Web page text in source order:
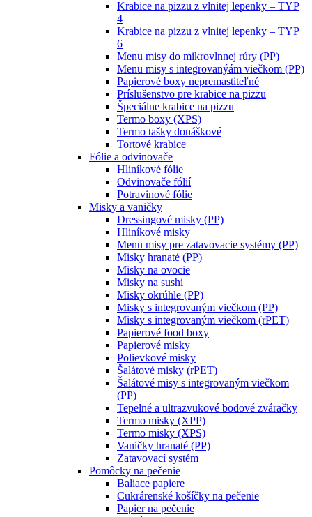
Krabice na pizzu z vlnitej lepenky – TYP
4
Krabice na pizzu z vlnitej lepenky – TYP
6
Menu misy do mikrovlnnej rúry (PP)
Menu misy s integrovanýám viečkom (PP)
Papierové boxy nepremastiteľné
Príslušenstvo pre krabice na pizzu
Špeciálne krabice na pizzu
Termo boxy (XPS)
Termo tašky donáškové
Tortové krabice
Fólie a odvinovače
Hliníkové fólie
Odvinovače fólií
Potravinové fólie
Misky a vaničky
Dressingové misky (PP)
Hliníkové misky
Menu misy pre zatavovacie systémy (PP)
Misky hranaté (PP)
Misky na ovocie
Misky na sushi
Misky okrúhle (PP)
Misky s integrovaným viečkom (PP)
Misky s integrovaným viečkom (rPET)
Papierové food boxy
Papierové misky
Polievkové misky
Šalátové misky (rPET)
Šalátové misy s integrovaným viečkom
(PP)
Tepelné a ultrazvukové bodové zváračky
Termo misky (XPP)
Termo misky (XPS)
Vaničky hranaté (PP)
Zatavovací systém
Pomôcky na pečenie
Baliace papiere
Cukrárenské košíčky na pečenie
Papier na pečenie